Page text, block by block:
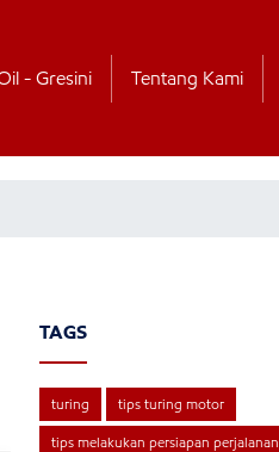
- Gresini Tentang Kami
TAGS
turing tips turing motor
tips melakukan persiapan perjalanan